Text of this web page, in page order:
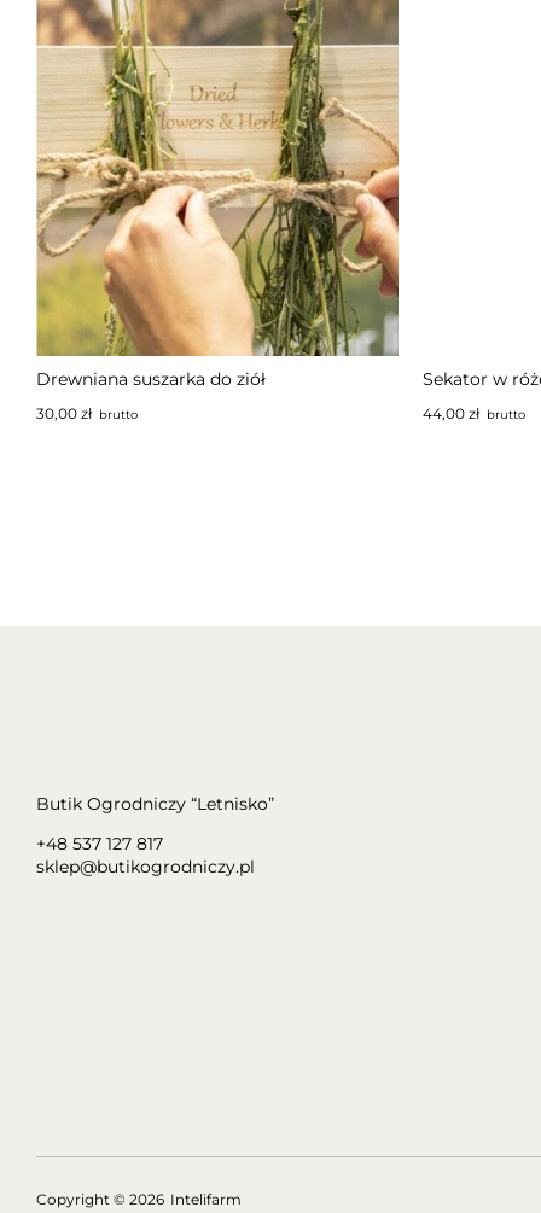
Drewniana suszarka do ziół
30,00 złbrutto
Sekator w
44,00 złbrutto
Butik Ogrodniczy “Letnisko”
+48 537 127 817
sklep@butikogrodniczy.pl
Copyright © 2026 Intelifarm